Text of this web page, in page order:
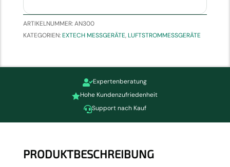
ARTIKELNUMMER:AN300
KATEGORIEN:EXTECH MESSGERÄTE,LUFTSTROMMESSGERÄTE
Expertenberatung
Hohe Kundenzufriedenheit
Support nach Kauf
PRODUKTBESCHREIBUNG